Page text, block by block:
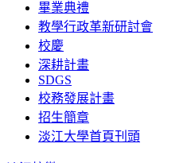
畢業典禮
教學行政革新研討會
校慶
深耕計畫
SDGS
校務發展計畫
招生簡章
淡江大學首頁刊頭